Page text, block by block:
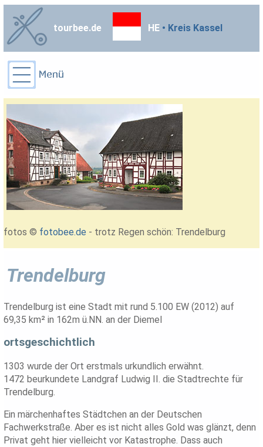
tourbee.de HE • Kreis Kassel
fotos © fotobee.de - trotz Regen schön: Trendelburg
Trendelburg
Trendelburg ist eine Stadt mit rund 5.100 EW (2012) auf
69,35 km² in 162m ü.NN. an der Diemel
ortsgeschichtlich
1303 wurde der Ort erstmals urkundlich erwähnt.
1472 beurkundete Landgraf Ludwig II. die Stadtrechte für
Trendelburg.
Ein märchenhaftes Städtchen an der Deutschen
Fachwerkstraße. Aber es ist nicht alles Gold was glänzt, denn
Privat geht hier vielleicht vor Katastrophe. Dass auch